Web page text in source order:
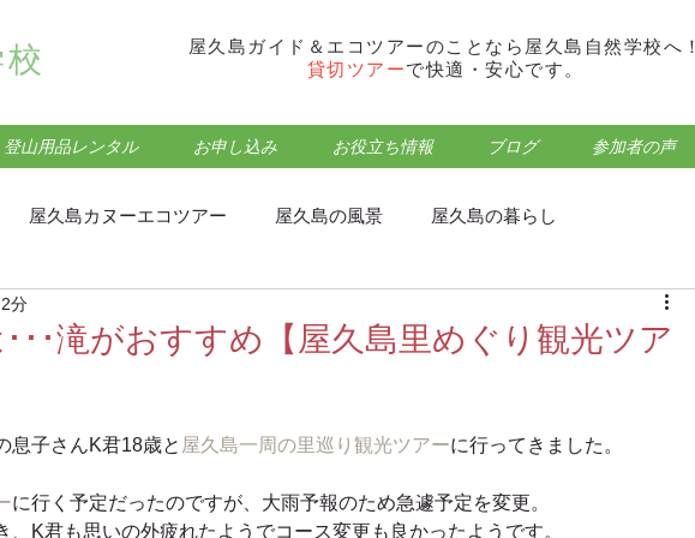
屋久島ガイド＆エコツアーのことなら屋久島自然学校へ！
貸切ツアーで快適・安心です。
登山用品レンタル お申し込み お役立ち情報 ブログ 参加者の声
屋久島カヌーエコツアー 屋久島の風景 屋久島の暮らし
ォトウォーク･トレッキング
屋久島蛇之口の滝エコツアー 屋久島食事処・グルメ
･･滝がおすすめ【屋久島里めぐり観光ツア
分
息子さんK君18歳と 屋久島一周の里巡り観光ツアーに行ってきました。
に行く予定だったのですが、大雨予報のため急遽予定を変更。
、K君も思いの外疲れたようでコース変更も良かったようです。